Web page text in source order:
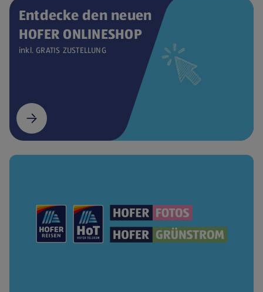
Entdecke den neuen
HOFER ONLINESHOP
inkl. GRATIS ZUSTELLUNG
(öffnet in einem neuen Tab)